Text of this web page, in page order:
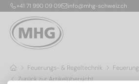
+41 71 990 09 09 info@mhg-schweiz.ch
Feuerungs- & Regeltechnik
Zurück zur Artikelübersicht